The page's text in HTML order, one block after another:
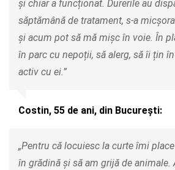
și chiar a funcționat. Durerile au
săptămână de tratament, s-a
și acum pot să mă mișc în voie. În
în parc cu nepoții, să alerg, să îi țin
activ cu ei.”
Costin, 55 de ani, din București:
„Pentru că locuiesc la curte îmi
în grădină și să am grijă de animale.